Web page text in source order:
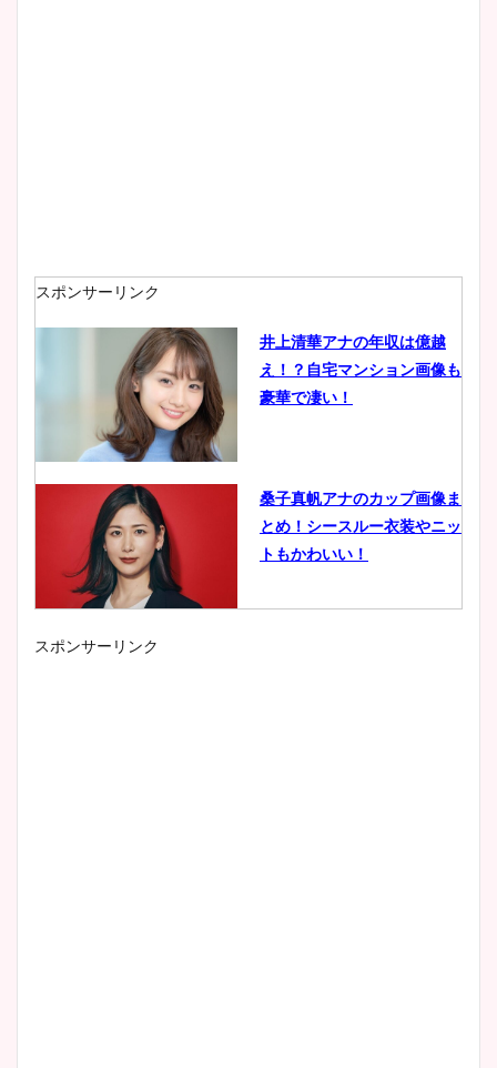
スポンサーリンク
井上清華アナの年収は億越
え！？自宅マンション画像も
豪華で凄い！
桑子真帆アナのカップ画像ま
とめ！シースルー衣装やニッ
トもかわいい！
スポンサーリンク